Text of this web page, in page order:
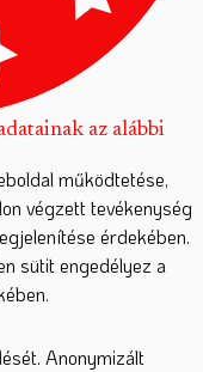
az alábbi
működtetése,
végzett tevékenység
érdekében.
sütit engedélyez a
Anonymizált